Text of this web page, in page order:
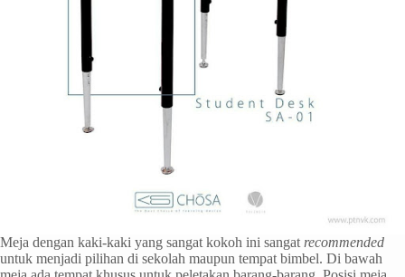
Meja dengan kaki-kaki yang sangat kokoh ini sangat recommended
untuk menjadi pilihan di sekolah maupun tempat bimbel. Di bawah